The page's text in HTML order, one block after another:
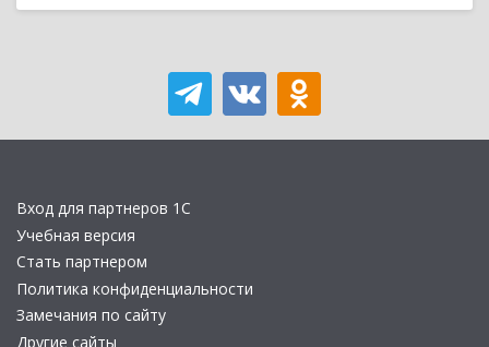
Вход для партнеров 1С
Учебная версия
Стать партнером
Политика конфиденциальности
Замечания по сайту
Другие сайты